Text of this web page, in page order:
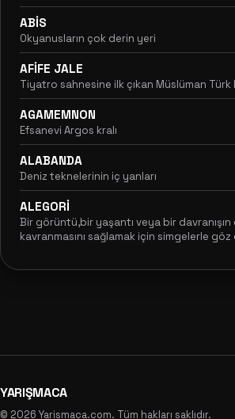
ABİS
Okyanusların çok derin yeri
AFİFE JALE
Tiyatro sahnesine ilk çıkan Müslüman Türk
AGAMEMNON
Efsanevi Argos kralı
ALABANDA
Deniz teknelerinin iç yanları
ALEGORİ
Bir görüntü,bir yaşantı veya bir davranışın
kavranmasını sağlamak için simgelerle
YARIŞMACA
© 2026 Yarismaca.com. Tüm hakları saklıdır.